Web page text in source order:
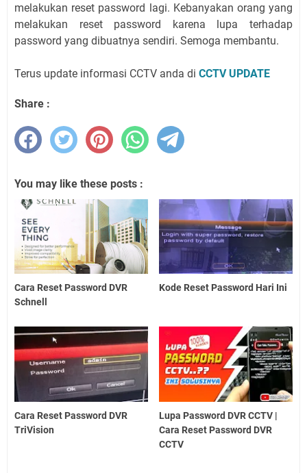
melakukan reset password lagi. Kebanyakan orang yang
melakukan reset password karena lupa terhadap
password yang dibuatnya sendiri. Semoga membantu.
Terus update informasi CCTV anda di CCTV UPDATE
Share :
You may like these posts :
Cara Reset Password DVR
Schnell
Kode Reset Password Hari Ini
Cara Reset Password DVR
TriVision
Lupa Password DVR CCTV |
Cara Reset Password DVR
CCTV